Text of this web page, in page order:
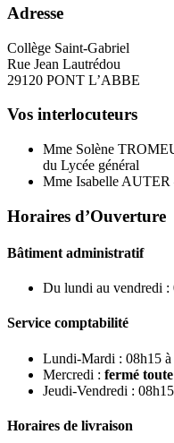
Adresse
Collège Saint-Gabriel
Rue Jean Lautrédou
29120 PONT L’ABBE
Vos interlocuteurs
Mme Solène
du Lycée général
Mme Isabelle AUTER
Horaires d’Ouverture
Bâtiment administratif
Du lundi au vendredi :
Service comptabilité
Lundi-Mardi : 08h15 à
Mercredi : fermé
Jeudi-Vendredi :
Horaires de livraison